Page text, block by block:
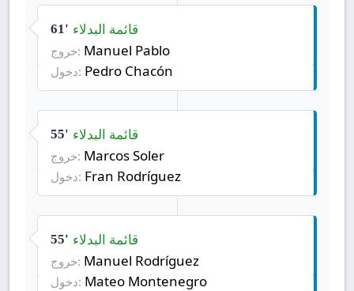
61' قائمة البدلاء
خروج: Manuel Pablo
دخول: Pedro Chacón
55' قائمة البدلاء
خروج: Marcos Soler
دخول: Fran Rodríguez
55' قائمة البدلاء
خروج: Manuel Rodríguez
دخول: Mateo Montenegro